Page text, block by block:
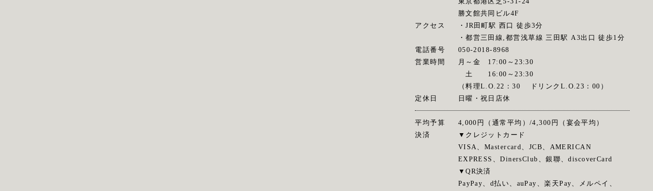
勝文館共同ビル4F
アクセス
・JR田町駅 西口 徒歩3分
・都営三田線,都営浅草線 三田駅 A3出口 徒歩1分
電話番号
050-2018-8968
営業時間
月～金 17:00～23:30
土 16:00～23:30
（料理L.O.22：30 ドリンクL.O.23：00）
定休日
日曜・祝日店休
平均予算
4,000円（通常平均）/4,300円（宴会平均）
決済
▼クレジットカード
VISA、Mastercard、JCB、AMERICAN
EXPRESS、DinersClub、銀聯、discoverCard
▼QR決済
PayPay、d払い、auPay、楽天Pay、メルペイ、